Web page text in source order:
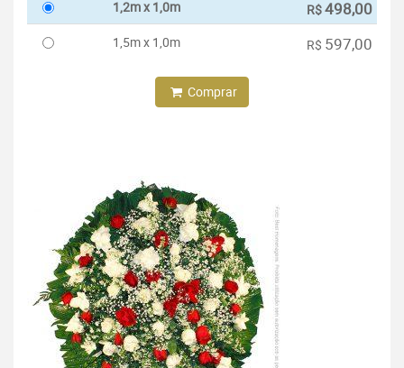
1,2m x 1,0m R$498,00
1,5m x 1,0m R$ 597,00
Comprar